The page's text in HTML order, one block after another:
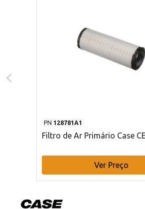
PN 128781A1
Filtro de Ar Primário Case CE
Ver Preço